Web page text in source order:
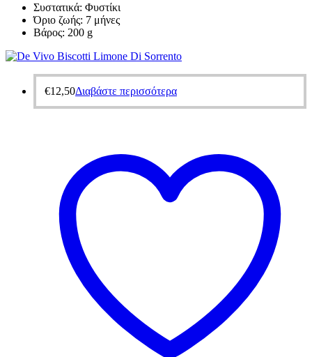
Συστατικά: Φυστίκι
Όριο ζωής: 7 μήνες
Βάρος: 200 g
€12,50Διαβάστε περισσότερα